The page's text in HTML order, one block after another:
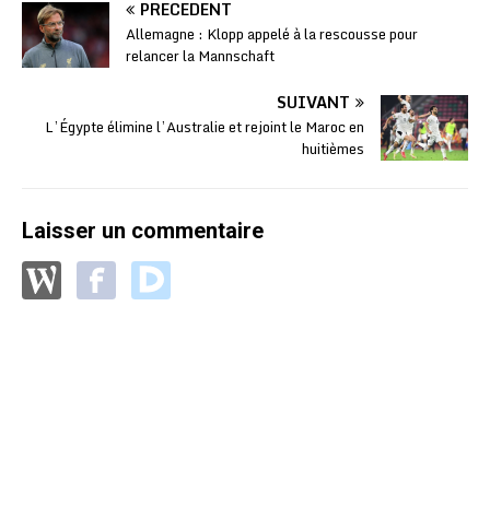
PRÉCÉDENT
Allemagne : Klopp appelé à la rescousse pour
relancer la Mannschaft
SUIVANT
L’Égypte élimine l’Australie et rejoint le Maroc en
huitièmes
Laisser un commentaire